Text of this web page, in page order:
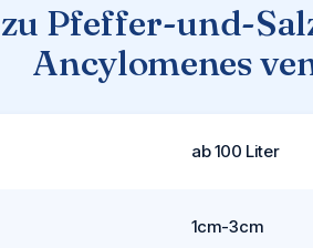
Pfeffer-und-
Ancylomenes
ab 100 Liter
1cm-3cm